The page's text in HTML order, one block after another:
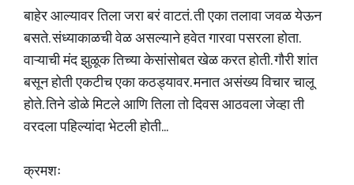
बाहेर आल्यावर तिला जरा बरं वाटतं. ती एका तलावा जवळ येऊन
बसते. संध्याकाळची वेळ असल्याने हवेत गारवा पसरला होता.
वाऱ्याची मंद झुळूक तिच्या केसांसोबत खेळ करत होती. गौरी शांत
बसून होती एकटीच एका कठड्यावर. मनात असंख्य विचार चालू
होते. तिने डोळे मिटले आणि तिला तो दिवस आठवला जेव्हा ती
वरदला पहिल्यांदा भेटली होती...
क्रमशः